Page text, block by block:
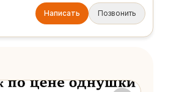
Написать Позвонить